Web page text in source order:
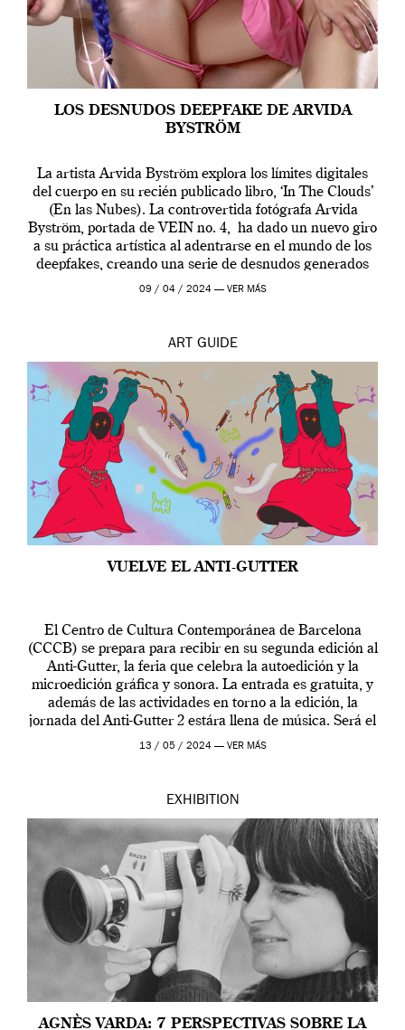
LOS DESNUDOS DEEPFAKE DE ARVIDA
BYSTRÖM
La artista Arvida Byström explora los límites digitales
del cuerpo en su recién publicado libro, ‘In The Clouds’
(En las Nubes). La controvertida fotógrafa Arvida
Byström, portada de VEIN no. 4, ha dado un nuevo giro
a su práctica artística al adentrarse en el mundo de los
deepfakes, creando una serie de desnudos generados
por […]
09 / 04 / 2024 — VER MÁS
ART GUIDE
VUELVE EL ANTI-GUTTER
El Centro de Cultura Contemporánea de Barcelona
(CCCB) se prepara para recibir en su segunda edición al
Anti-Gutter, la feria que celebra la autoedición y la
microedición gráfica y sonora. La entrada es gratuita, y
además de las actividades en torno a la edición, la
jornada del Anti-Gutter 2 estára llena de música. Será el
[…]
13 / 05 / 2024 — VER MÁS
EXHIBITION
AGNÈS VARDA: 7 PERSPECTIVAS SOBRE LA